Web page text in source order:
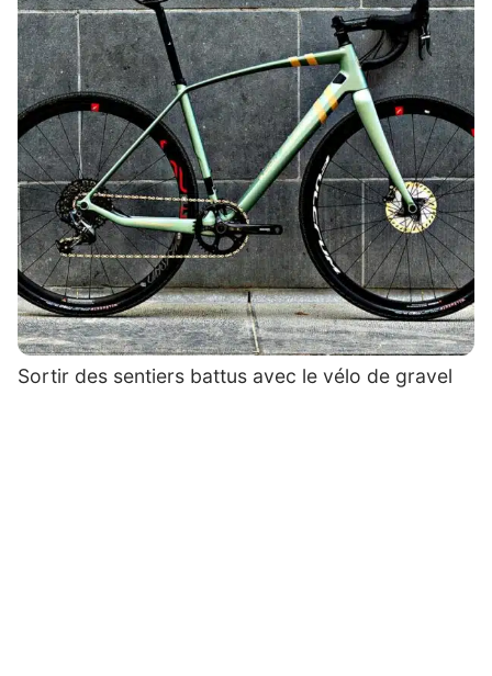
Sortir des sentiers battus avec le vélo de gravel